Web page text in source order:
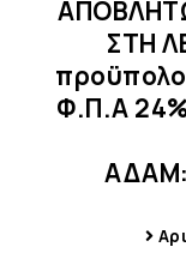
ΣΤΗ
Φ.Π.Α